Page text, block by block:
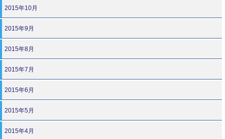
2015年10月
2015年9月
2015年8月
2015年7月
2015年6月
2015年5月
2015年4月